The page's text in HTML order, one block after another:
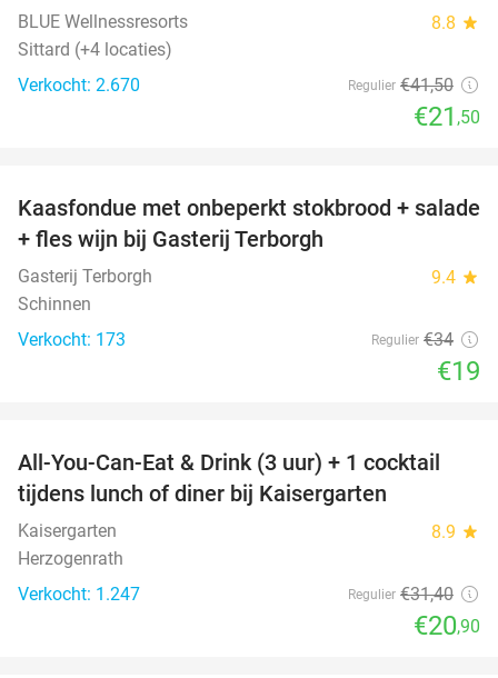
BLUE Wellnessresorts 8.8 star
Sittard (+4 locaties)
Verkocht: 2.670
Regulier €41,50
€21 ,50
44%
Kaasfondue met onbeperkt stokbrood + salade
+ fles wijn bij Gasterij Terborgh
Gasterij Terborgh 9.4 star
Schinnen
Verkocht: 173
Regulier €34
€19
33%
All-You-Can-Eat & Drink (3 uur) + 1 cocktail
tijdens lunch of diner bij Kaisergarten
Kaisergarten 8.9 star
Herzogenrath
Verkocht: 1.247
Regulier €31,40
€20,90